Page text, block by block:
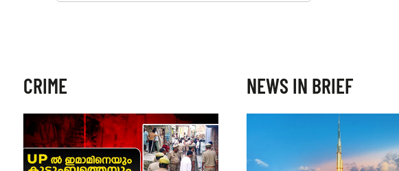
CRIME NEWS IN BRIEF